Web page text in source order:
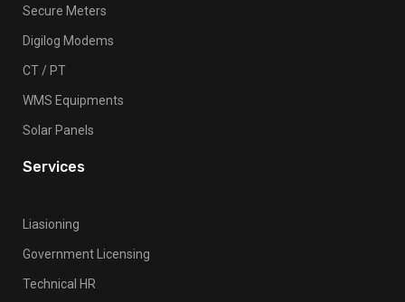
Secure Meters
Digilog Modems
CT / PT
WMS Equipments
Solar Panels
Services
Liasioning
Government Licensing
Technical HR